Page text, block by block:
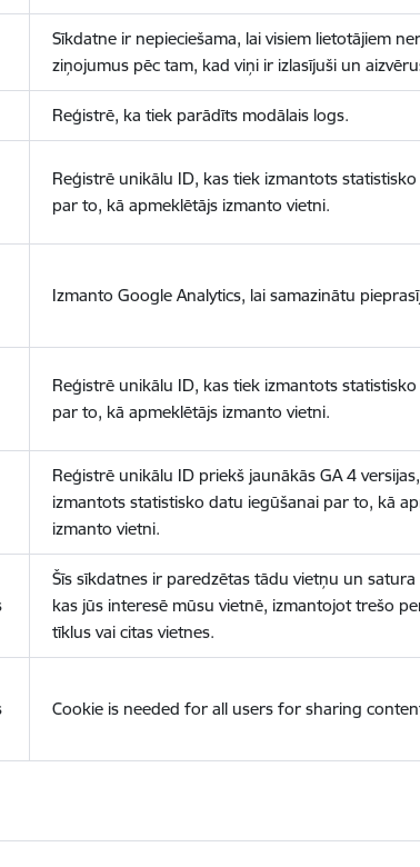
Sīkdatne ir nepieciešama, lai visiem lietotājiem
ziņojumus pēc tam, kad viņi ir izlasījuši un
Reģistrē, ka tiek parādīts modālais logs.
Reģistrē unikālu ID, kas tiek izmantots
par to, kā apmeklētājs izmanto vietni.
Izmanto Google Analytics, lai samazinātu
Reģistrē unikālu ID, kas tiek izmantots
par to, kā apmeklētājs izmanto vietni.
Reģistrē unikālu ID priekš jaunākās GA 4
izmantots statistisko datu iegūšanai par to, kā
izmanto vietni.
Šīs sīkdatnes ir paredzētas tādu vietņu un
kas jūs interesē mūsu vietnē, izmantojot trešo
tīklus vai citas vietnes.
Cookie is needed for all users for sharing